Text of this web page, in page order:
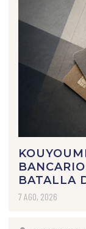
BATALLA
7 AGO, 2026